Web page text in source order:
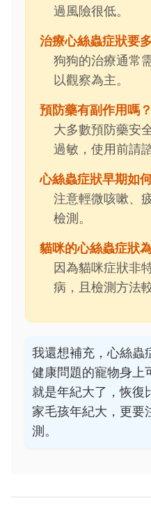
過風險很低。
治療心絲蟲症狀要
狗狗的治療通常
以觀察為主。
預防藥有副作用嗎？
大多數預防藥安
過敏，使用前請
心絲蟲症狀早期如
注意輕微咳嗽、
檢測。
貓咪的心絲蟲症狀
因為貓咪症狀非
病，且檢測方法
我還想補充，心絲蟲
健康問題的寵物身上
就是年紀大了，恢復
家毛孩年紀大，更要
測。